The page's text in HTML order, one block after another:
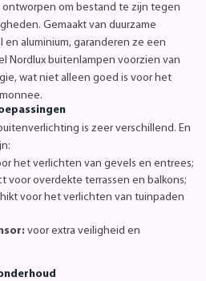
ontworpen om bestand te zijn tegen
Gemaakt van duurzame
en aluminium, garanderen ze een
Nordlux buitenlampen voorzien van
wat niet alleen goed is voor het
is zeer verschillend. En
het verlichten van gevels en entrees;
voor overdekte terrassen en balkons;
voor het verlichten van tuinpaden
voor extra veiligheid en